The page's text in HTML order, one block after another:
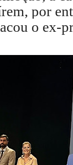
por
o ex-